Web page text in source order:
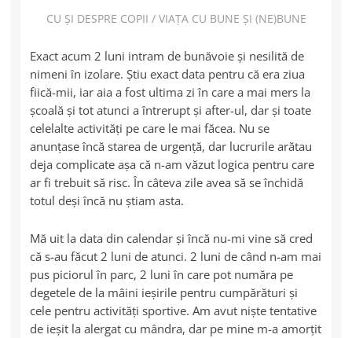
CU ȘI DESPRE COPII / VIAȚA CU BUNE ȘI (NE)BUNE
Exact acum 2 luni intram de bunăvoie şi nesilită de
nimeni în izolare. Ştiu exact data pentru că era ziua
fiică-mii, iar aia a fost ultima zi în care a mai mers la
şcoală şi tot atunci a întrerupt şi after-ul, dar şi toate
celelalte activităţi pe care le mai făcea. Nu se
anunţase încă starea de urgenţă, dar lucrurile arătau
deja complicate aşa că n-am văzut logica pentru care
ar fi trebuit să risc. În câteva zile avea să se închidă
totul deşi încă nu ştiam asta.
Mă uit la data din calendar şi încă nu-mi vine să cred
că s-au făcut 2 luni de atunci. 2 luni de când n-am mai
pus piciorul în parc, 2 luni în care pot număra pe
degetele de la mâini ieşirile pentru cumpărături şi
cele pentru activităţi sportive. Am avut nişte tentative
de ieşit la alergat cu mândra, dar pe mine m-a amorţit